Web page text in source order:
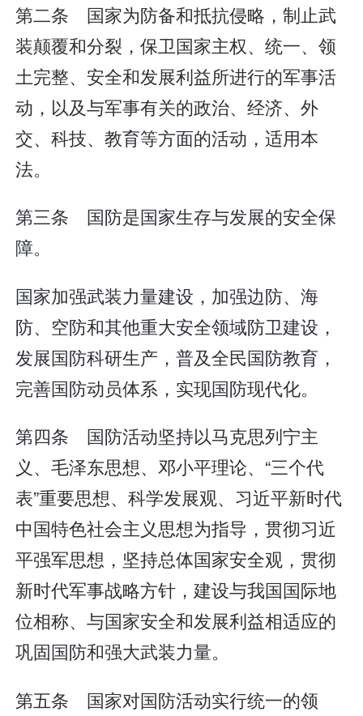
第二条 国家为防备和抵抗侵略，制止武
装颠覆和分裂，保卫国家主权、统一、领
土完整、安全和发展利益所进行的军事活
动，以及与军事有关的政治、经济、外
交、科技、教育等方面的活动，适用本
法。
第三条 国防是国家生存与发展的安全保
障。
国家加强武装力量建设，加强边防、海
防、空防和其他重大安全领域防卫建设，
发展国防科研生产，普及全民国防教育，
完善国防动员体系，实现国防现代化。
第四条 国防活动坚持以马克思列宁主
义、毛泽东思想、邓小平理论、“三个代
表”重要思想、科学发展观、习近平新时代
中国特色社会主义思想为指导，贯彻习近
平强军思想，坚持总体国家安全观，贯彻
新时代军事战略方针，建设与我国国际地
位相称、与国家安全和发展利益相适应的
巩固国防和强大武装力量。
第五条 国家对国防活动实行统一的领